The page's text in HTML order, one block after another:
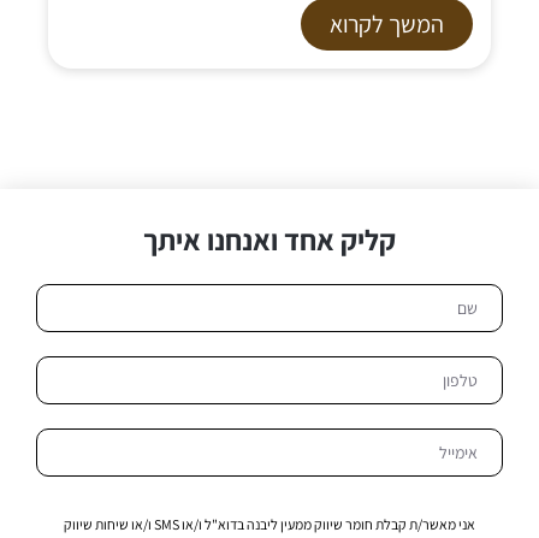
המשך לקרוא
קליק אחד ואנחנו איתך
אני מאשר/ת קבלת חומר שיווק ממעין ליבנה בדוא"ל ו/או SMS ו/או שיחות שיווק